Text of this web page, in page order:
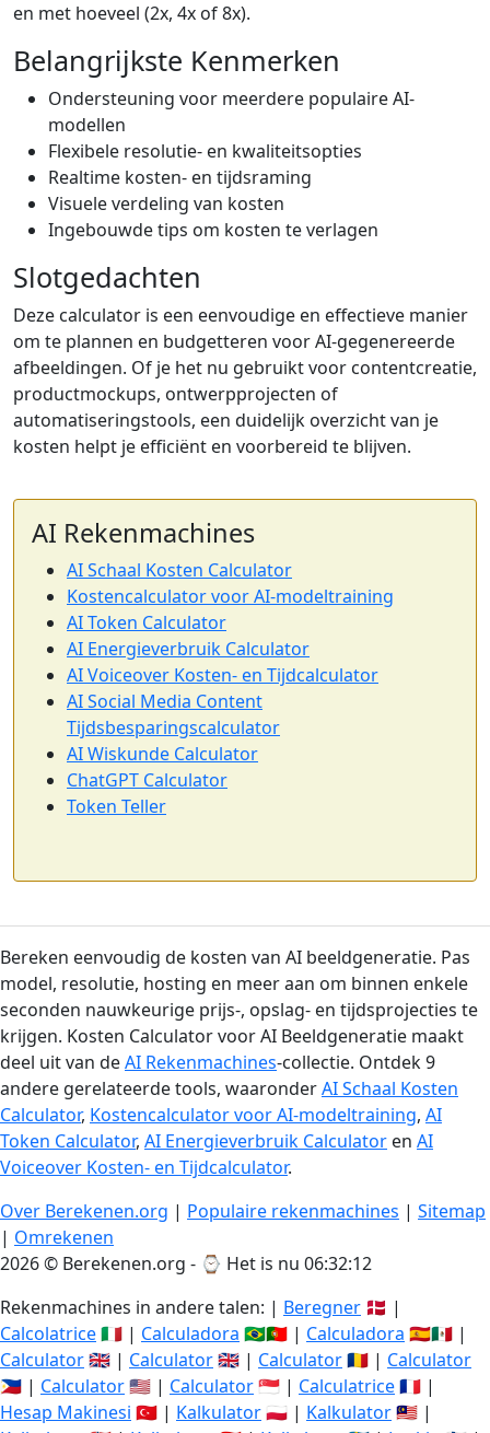
en met hoeveel (2x, 4x of 8x).
Belangrijkste Kenmerken
Ondersteuning voor meerdere populaire AI-
modellen
Flexibele resolutie- en kwaliteitsopties
Realtime kosten- en tijdsraming
Visuele verdeling van kosten
Ingebouwde tips om kosten te verlagen
Slotgedachten
Deze calculator is een eenvoudige en effectieve manier
om te plannen en budgetteren voor AI-gegenereerde
afbeeldingen. Of je het nu gebruikt voor contentcreatie,
productmockups, ontwerpprojecten of
automatiseringstools, een duidelijk overzicht van je
kosten helpt je efficiënt en voorbereid te blijven.
AI Rekenmachines
AI Schaal Kosten Calculator
Kostencalculator voor AI-modeltraining
AI Token Calculator
AI Energieverbruik Calculator
AI Voiceover Kosten- en Tijdcalculator
AI Social Media Content
Tijdsbesparingscalculator
AI Wiskunde Calculator
ChatGPT Calculator
Token Teller
Bereken eenvoudig de kosten van AI beeldgeneratie. Pas
model, resolutie, hosting en meer aan om binnen enkele
seconden nauwkeurige prijs-, opslag- en tijdsprojecties te
krijgen. Kosten Calculator voor AI Beeldgeneratie maakt
deel uit van deAI Rekenmachines-collectie. Ontdek 9
andere gerelateerde tools, waaronderAI Schaal Kosten
Calculator, Kostencalculator voor AI-modeltraining, AI
Token Calculator, AI Energieverbruik Calculator en AI
Voiceover Kosten- en Tijdcalculator.
Over Berekenen.org | Populaire rekenmachines | Sitemap
| Omrekenen
2026 © Berekenen.org - ⌚ Het is nu 06:32:12
Rekenmachines in andere talen: | Beregner 🇩🇰 |
Calcolatrice🇮🇹 | Calculadora 🇧🇷🇵🇹 | Calculadora 🇪🇸🇲🇽 |
Calculator🇬🇧 | Calculator🇬🇧 | Calculator🇷🇴 | Calculator
🇵🇭 | Calculator🇺🇸 | Calculator🇸🇬 | Calculatrice🇫🇷 |
Hesap Makinesi 🇹🇷 | Kalkulator🇵🇱 | Kalkulator🇲🇾 |